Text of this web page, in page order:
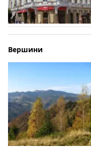
Вершини